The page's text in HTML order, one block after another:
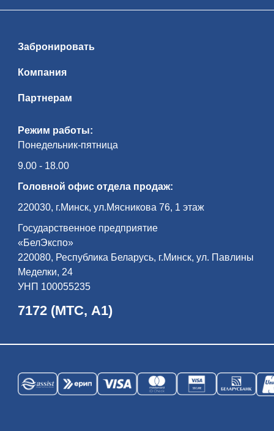
Режим работы:
Понедельник-пятница
9.00 - 18.00
Головной офис отдела продаж:
220030, г.Минск, ул.Мясникова 76, 1 этаж
Государственное предприятие
«БелЭкспо»
220080, Республика Беларусь, г.Минск, ул. Павлины
Меделки, 24
УНП 100055235
7172 (МТС, А1)
Забронировать
Компания
Партнерам